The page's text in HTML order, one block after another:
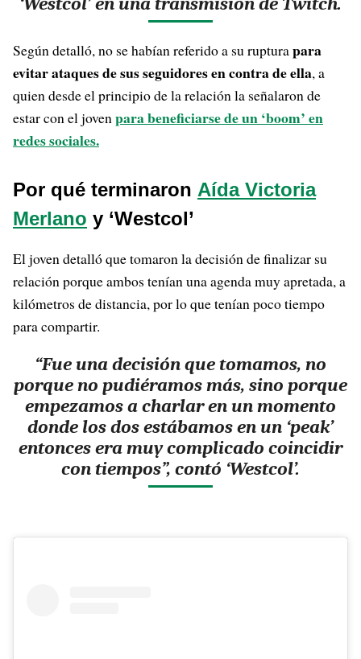
Según detalló, no se habían referido a su rupturapara
evitar ataques de sus seguidores en contra de ella, a
quien desde el principio de la relación la señalaron de
estar con el jovenpara beneficiarse de un ‘boom’ en
redes sociales.
Por qué terminaron Aída Victoria
Merlano y ‘Westcol’
El joven detalló que tomaron la decisión de finalizar su
relación porque ambos tenían una agenda muy apretada, a
kilómetros de distancia, por lo que tenían poco tiempo
para compartir.
“Fue una decisión que tomamos, no
porque no pudiéramos más, sino porque
empezamos a charlar en un momento
donde los dos estábamos en un ‘peak’
entonces era muy complicado coincidir
con tiempos”, contó ‘Westcol’.